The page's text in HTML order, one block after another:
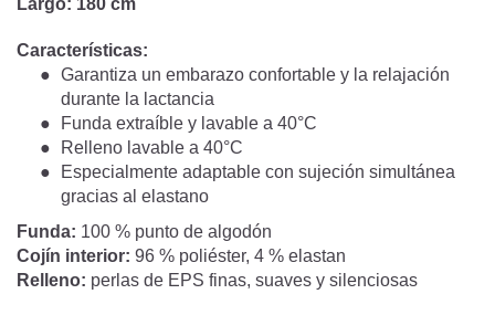
Sábanas Bajeras
Protectores De Cuna
Baberos Y Doudou
Paños De Muselina
Cuna Nido
Almohadas Especiales
Posicionamiento Lateral
ACCESORIOS
CHEQUE REGALO
LOTES DE REGALO Y PROMOCIONES
Características:
Garantiza un embarazo confortable y la relajación
durante la lactancia
Funda extraíble y lavable a 40°C
Relleno lavable a 40°C
Especialmente adaptable con sujeción simultánea
gracias al elastano
Funda: 100 % punto de algodón
Cojín interior: 96 % poliéster, 4 % elastan
Relleno: perlas de EPS finas, suaves y silenciosas